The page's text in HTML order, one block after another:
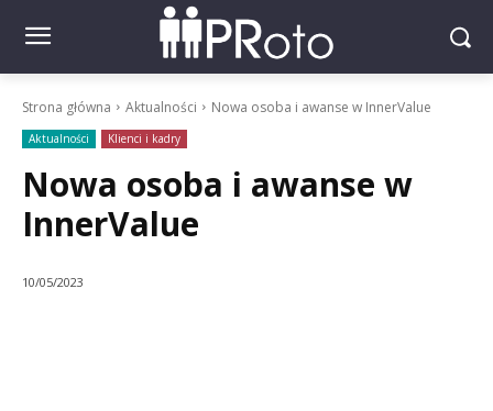
Strona główna Aktualności Nowa osoba i awanse w InnerValue
Aktualności Klienci i kadry
Nowa osoba i awanse w
InnerValue
10/05/2023